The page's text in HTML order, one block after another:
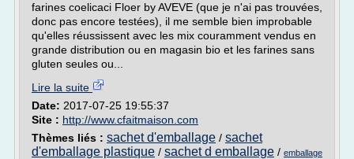
farines coelicaci Floer by AVEVE (que je n'ai pas trouvées,
donc pas encore testées), il me semble bien improbable
qu'elles réussissent avec les mix couramment vendus en
grande distribution ou en magasin bio et les farines sans
gluten seules ou...
Lire la suite
Date: 2017-07-25 19:55:37
Site : http://www.cfaitmaison.com
Thèmes liés : sachet d'emballage / sachet
d'emballage plastique / sachet d emballage / emballage